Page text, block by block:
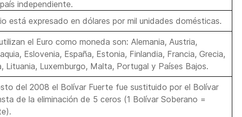
independiente.
está expresado en dólares por mil unidades domésticas.
el Euro como moneda son: Alemania, Austria,
Eslovenia, España, Estonia, Finlandia, Francia, Grecia,
Lituania, Luxemburgo, Malta, Portugal y Países Bajos.
del 2008 el Bolívar Fuerte fue sustituido por el Bolívar
de la eliminación de 5 ceros (1 Bolívar Soberano =